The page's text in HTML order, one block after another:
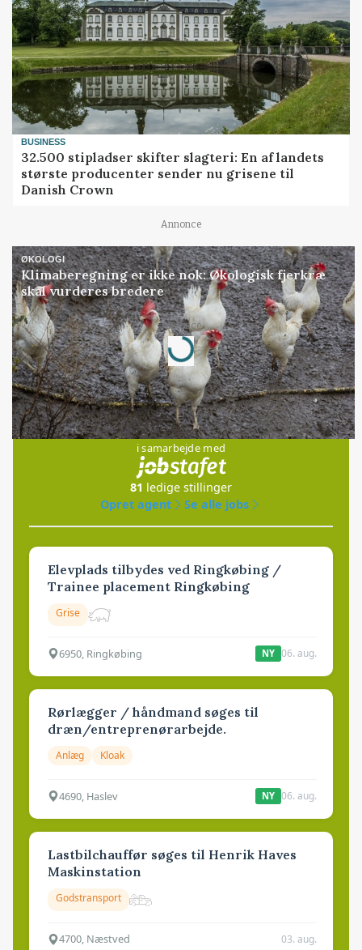
BUSINESS
32.500 stipladser skifter slagteri: En af landets
største producenter sender nu grisene til
Danish Crown
Annonce
ØKOLOGI
Klimaberegning er ikke nok: Økologisk fjerkræ
skal vurderes bredere
Annonce
Loading...
Jobs
i samarbejde med
81 ledige stillinger
Opret agent
Se alle jobs
Elevplads tilbydes ved Ringkøbing /
Trainee placement Ringkøbing
Grise
6950, Ringkøbing NY 06. aug.
Rørlægger / håndmand søges til
dræn/entreprenørarbejde.
Anlæg Kloak
4690, Haslev NY 06. aug.
Lastbilchauffør søges til Henrik Haves
Maskinstation
Godstransport
4700, Næstved 03. aug.